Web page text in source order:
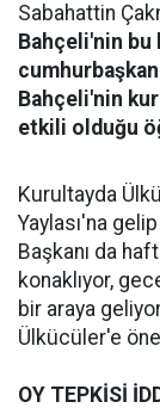
Sabahattin
Bahçeli'nin bu
Bahçeli'nin
etkili olduğu
Kurultayda
Yaylası'na
Başkanı da
konaklıyor,
bir araya
Ülkücüler'e
OY TEPKİSİ